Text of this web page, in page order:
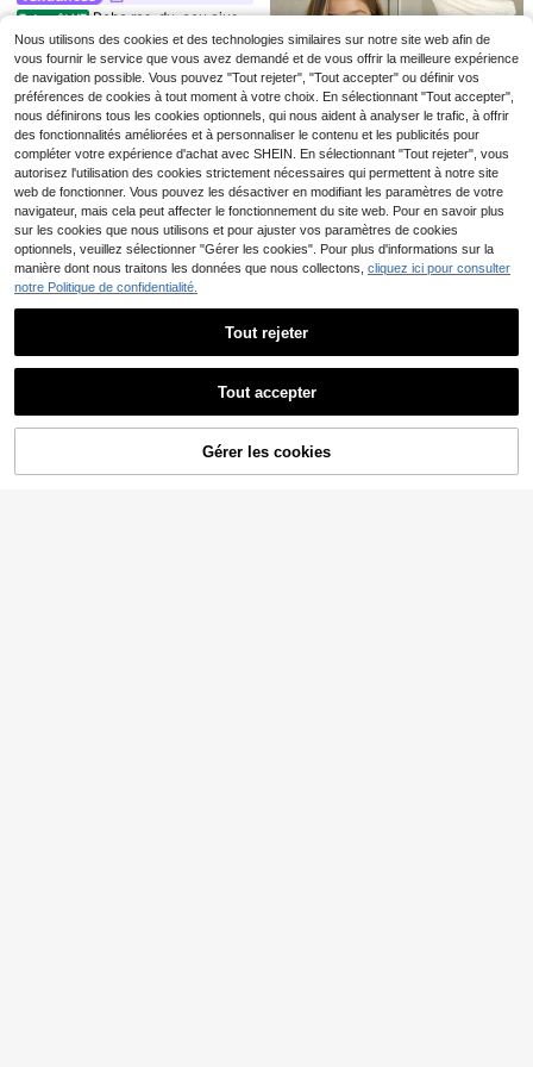
Robe de vacances et de voyage à c
ol licou plissé de couleur unie pour
préadolescente
Pitira
Pitira Robe rose à ligne
A en maille brodée de fleurs pour pr
éadolescentes, col rond, longueur g
Robe de princesse élégante et vinta
ge à pois jaune clair pour jeunes fill
es, convenant aux occasions formel
les, sorties, vacances, tenues déco
ntractées, assortie aux tenues de s
œur/famille, jolie tenue pour filles
#5 BEST-SELLERS de Midi Robes pour filles
Dès 10
Robe longue à bretelles fines impri
mé floral rose pour filles préadolesc
Désolés, ce produit est épuisé.
EN RUPTURE DE STOCK
Entrepôt UE Robe ras-du-cou ajusté
e aux rayures arc-en-ciel colorées
pour préadolescentes, convient po
ur les vacances d'été, la plage, ass
ortie aux tenues de sœurs
#1 BEST-SELLERS de Multicolore Robes pour filles
5
7
SHEIN SLAYR KIDS
Entrepôt UE SHEIN Robe à bretelles
5
Firerie Kids
Entrepôt UE
ée pour jeune fille, avec ourlet fron
cé, beige
#1 BEST-SELLERS de Beige Robes pour filles
13
Nous utilisons des cookies et des technologies similaires sur notre site web afin de
vous fournir le service que vous avez demandé et de vous offrir la meilleure expérience
de navigation possible. Vous pouvez "Tout rejeter", "Tout accepter" ou définir vos
préférences de cookies à tout moment à votre choix. En sélectionnant "Tout accepter",
nous définirons tous les cookies optionnels, qui nous aident à analyser le trafic, à offrir
des fonctionnalités améliorées et à personnaliser le contenu et les publicités pour
compléter votre expérience d'achat avec SHEIN. En sélectionnant "Tout rejeter", vous
autorisez l'utilisation des cookies strictement nécessaires qui permettent à notre site
web de fonctionner. Vous pouvez les désactiver en modifiant les paramètres de votre
navigateur, mais cela peut affecter le fonctionnement du site web. Pour en savoir plus
sur les cookies que nous utilisons et pour ajuster vos paramètres de cookies
optionnels, veuillez sélectionner "Gérer les cookies". Pour plus d'informations sur la
manière dont nous traitons les données que nous collectons, cliquez ici pour consulter
notre Politique de confidentialité.
Tout rejeter
Tout accepter
Gérer les cookies